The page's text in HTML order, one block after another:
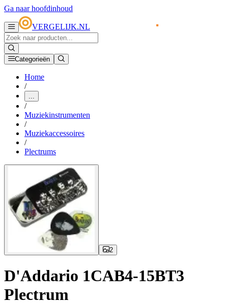
Ga naar hoofdinhoud
VERGELIJK.NL
Categorieën
Home
/
...
/
Muziekinstrumenten
/
Muziekaccessoires
/
Plectrums
2
D'Addario 1CAB4-15BT3
Plectrum